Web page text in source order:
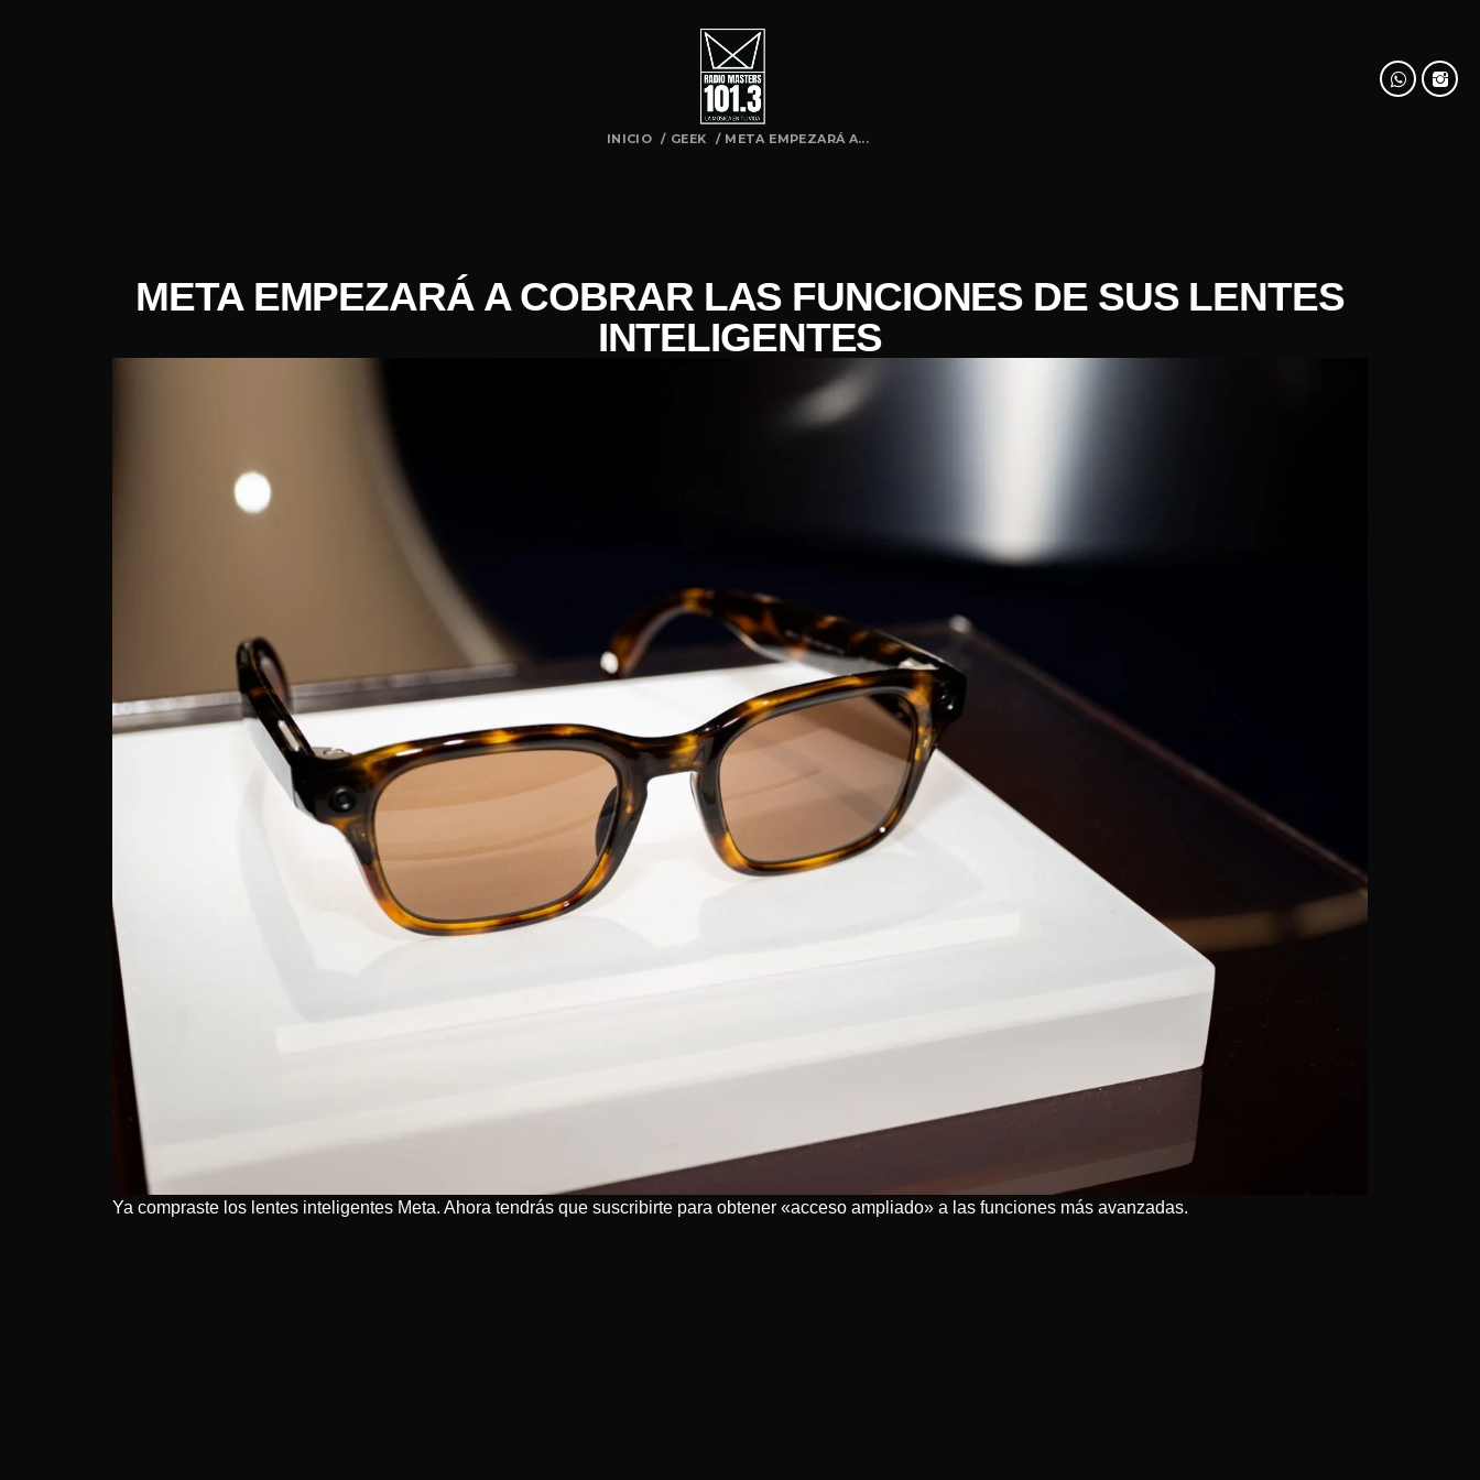
INICIO / GEEK / META EMPEZARÁ A...
META EMPEZARÁ A COBRAR LAS FUNCIONES DE SUS LENTES
INTELIGENTES
Ya compraste los lentes inteligentes Meta. Ahora tendrás que suscribirte para obtener «acceso ampliado» a las funciones más avanzadas.